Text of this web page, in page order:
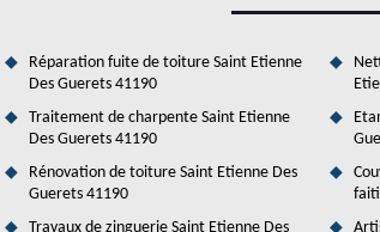
à isoler. Si vous faites confiance à Duval Rénovation
Réparation fuite de toiture Saint Etienne
Des Guerets 41190
Traitement de charpente Saint Etienne
Des Guerets 41190
Rénovation de toiture Saint Etienne Des
Guerets 41190
Travaux de zinguerie Saint Etienne Des